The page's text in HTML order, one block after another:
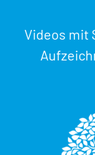
Videos mit